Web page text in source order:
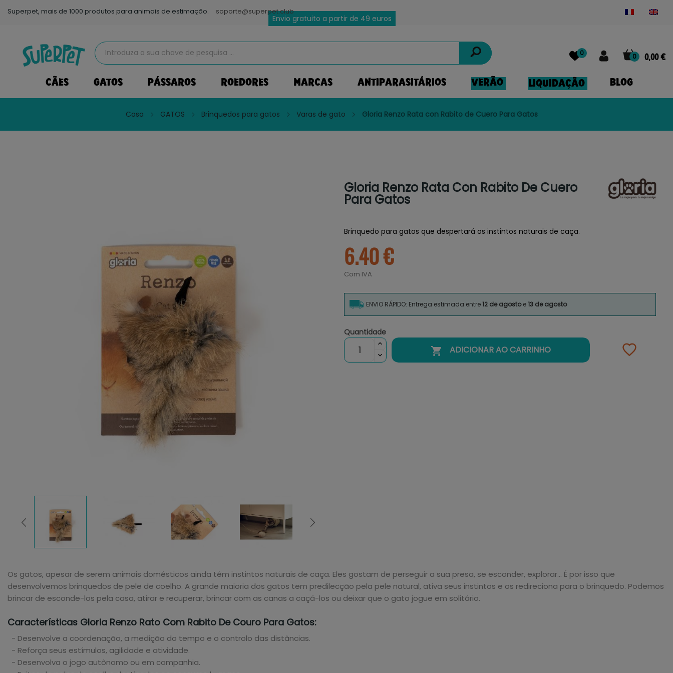
Superpet, mais de 1000 produtos para animais de estimação. soporte@superpet.club
Envio gratuito a partir de 49 euros
0 0,00 €
0
CÃES GATOS PÁSSAROS ROEDORES MARCAS ANTIPARASITÁRIOS VERÃO LIQUIDAÇÃO BLOG
Casa GATOS Brinquedos para gatos Varas de gato Gloria Renzo Rata con Rabito de Cuero Para Gatos
Gloria Renzo Rata Con Rabito De Cuero
Para Gatos
Brinquedo para gatos que despertará os instintos naturais de caça.
6.40 €
Com IVA
ENVIO RÁPIDO: Entrega estimada entre12 de agostoe13 de agosto
Quantidade
 ADICIONAR AO CARRINHO
Os gatos, apesar de serem animais domésticos ainda têm instintos naturais de caça. Eles gostam de perseguir a sua presa, se esconder, explorar... É por isso que
desenvolvemos brinquedos de pele de coelho. A grande maioria dos gatos tem predilecção pela pele natural, ativa seus instintos e os redireciona para o brinquedo. Podemos
brincar de esconde-los pela casa, atirar e recuperar, brincar com as canas a caçá-los ou deixar que o gato jogue em solitário.
Características Gloria Renzo Rato Com Rabito De Couro Para Gatos:
- Desenvolve a coordenação, a medição do tempo e o controlo das distâncias.
- Reforça seus estímulos, agilidade e atividade.
- Desenvolva o jogo autônomo ou em companhia.